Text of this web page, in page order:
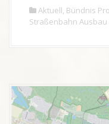
Aktuell, Bündnis
Straßenbahn Ausbau